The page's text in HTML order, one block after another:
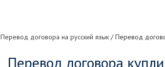
Перевод договора на русский язык /Перевод
Перевод договора